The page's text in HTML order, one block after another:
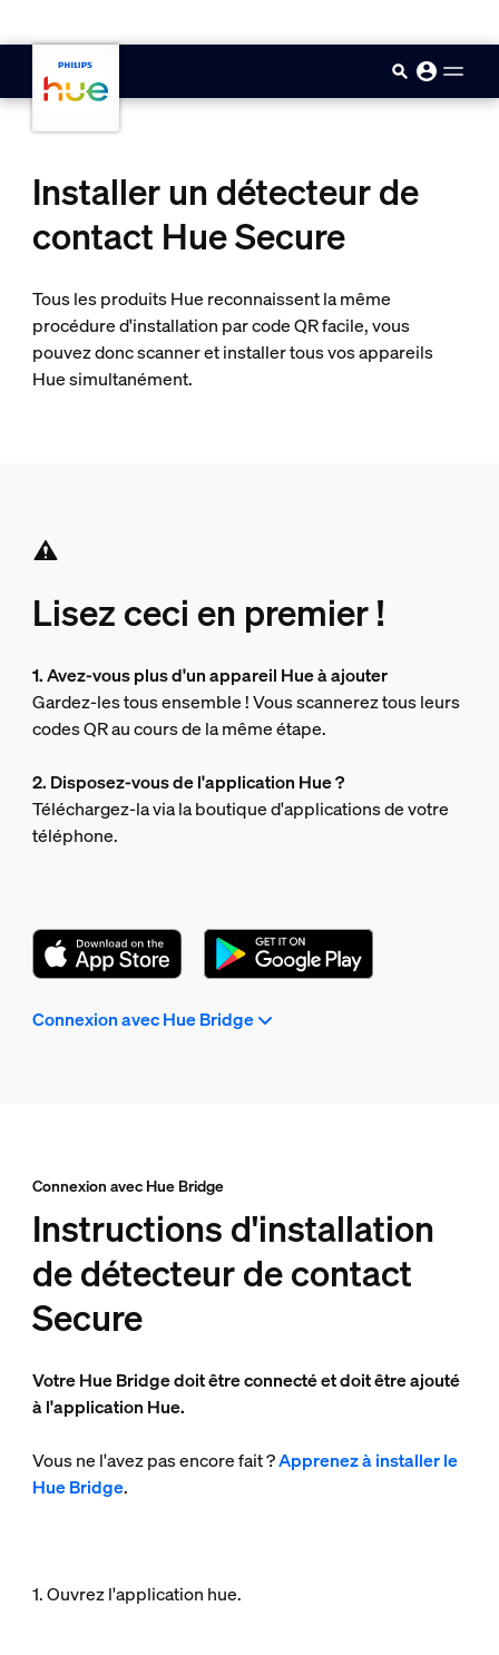
Installer un détecteur de
contact Hue Secure
Tous les produits Hue reconnaissent la même
procédure d'installation par code QR facile, vous
pouvez donc scanner et installer tous vos appareils
Hue simultanément.
Lisez ceci en premier !
1. Avez-vous plus d'un appareil Hue à ajouter
Gardez-les tous ensemble ! Vous scannerez tous leurs
codes QR au cours de la même étape.
2. Disposez-vous de l'application Hue ?
Téléchargez-la via la boutique d'applications de votre
téléphone.
Connexion avec Hue Bridge
Connexion avec Hue Bridge
Instructions d'installation
de détecteur de contact
Secure
Votre Hue Bridge doit être connecté et doit être ajouté
à l'application Hue.
Vous ne l'avez pas encore fait ?Apprenez à installer le
Hue Bridge.
1. Ouvrez l'application hue.